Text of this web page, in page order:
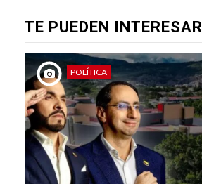
TE PUEDEN INTERESAR
POLÍTICA